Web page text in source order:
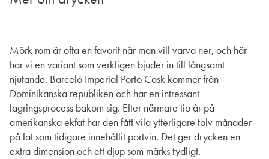
Mörk rom är ofta en favorit när man vill varva ner, och här
har vi en variant som verkligen bjuder in till långsamt
njutande. Barceló Imperial Porto Cask kommer från
Dominikanska republiken och har en intressant
lagringsprocess bakom sig. Efter närmare tio år på
amerikanska ekfat har den fått vila ytterligare tolv månader
på fat som tidigare innehållit portvin. Det ger drycken en
extra dimension och ett djup som märks tydligt.